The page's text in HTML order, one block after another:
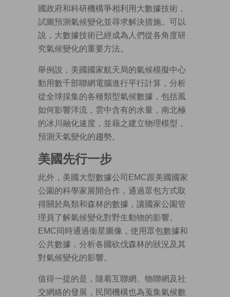
國政府和科研機構爭相利用大數據技術，
試圖預測氣候變化並尋求解決措施。可以
說，大數據技術已經成為人們從各角度研
究氣候變化的重要方法。
舉例說，美國國家航天局的氣候模擬中心
動用數千部聯網電腦進行平行計算，分析
從全球採集的各種類型氣候數據，包括風
如何影響洋流，雲中含有的水量，南北極
的冰川融化速度，並藉之建立物理模型，
預測天氣變化的趨勢。
美國先行一步
此外，美國大型數據公司EMC跟美國國家
公園的科學家展開合作，通過眾包方式取
得關於鳥類和森林的數據，讓國家公園管
理員了解氣候變化對野生動物的影響。
EMC同時通過衞星圖像，使用眾包數據和
公共數據，分析各國砍伐森林的狀況及其
對氣候變化的影響。
值得一提的是，隨着互聯網、物聯網及社
交網絡的發展，民間機構也為蒐集氣候數